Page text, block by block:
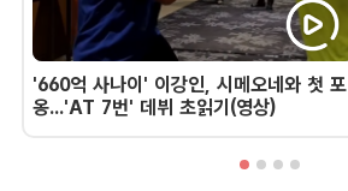
'660억 사나이' 이강인, 시메오네와 첫 포
옹...'AT 7번' 데뷔 초읽기(영상)